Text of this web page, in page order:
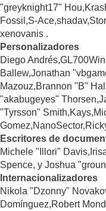
"greyknight17"
Fossil,S-
xenovanis .
Personalizadores
Diego
Ballew,Jonathan
Mazouz,Brannon "B"
"akabugeyes"
"Tyrsson"
Escritores de
Michele "Illori"
Spence, y Joshua
Internacionalizadores
Nikola "Dzonny"
Domínguez,Robert